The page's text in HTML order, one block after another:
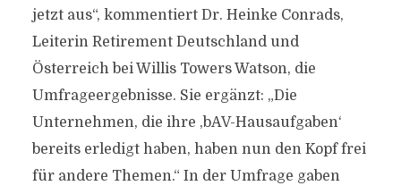
jetzt aus“, kommentiert Dr. Heinke Conrads,
Leiterin Retirement Deutschland und
Österreich bei Willis Towers Watson, die
Umfrageergebnisse. Sie ergänzt: „Die
Unternehmen, die ihre ‚bAV-Hausaufgaben‘
bereits erledigt haben, haben nun den Kopf frei
für andere Themen.“ In der Umfrage gaben